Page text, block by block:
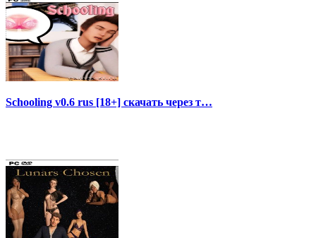
Schooling v0.6 rus [18+] скачать через т…